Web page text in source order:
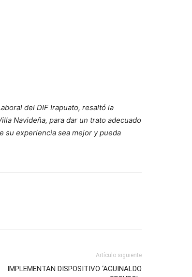
del DIF Irapuato, resaltó la
Navideña, para dar un trato adecuado
su experiencia sea mejor y pueda
Artículo siguiente
IMPLEMENTAN DISPOSITIVO ‘AGUINALDO